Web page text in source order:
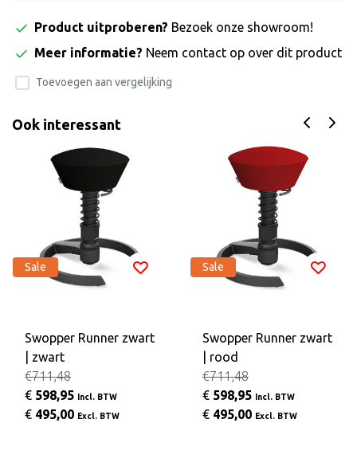
Product uitproberen? Bezoek onze showroom!
Meer informatie? Neem contact op over dit product
Toevoegen aan vergelijking
Ook interessant
Sale
Swopper Runner zwart
| zwart
€711,48
€ 598,95 Incl. BTW
€ 495,00 Excl. BTW
Sale
Swopper Runner zwart
| rood
€711,48
€ 598,95 Incl. BTW
€ 495,00 Excl. BTW